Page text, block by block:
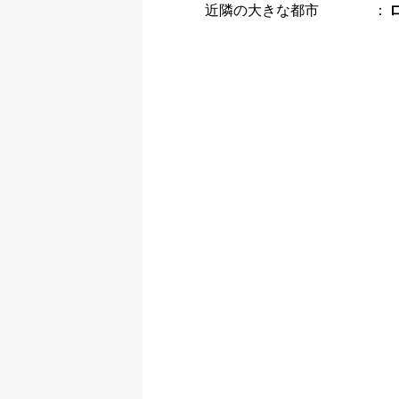
近隣の大きな都市 ：